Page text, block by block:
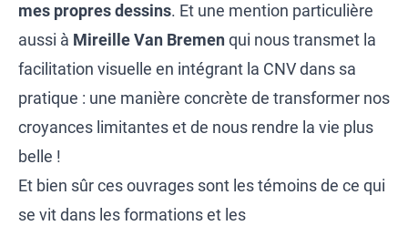
mes propres dessins. Et une mention particulière
aussi à Mireille Van Bremenqui nous transmet la
facilitation visuelle en intégrant la CNV dans sa
pratique : une manière concrète de transformer nos
croyances limitantes et de nous rendre la vie plus
belle !
Et bien sûr ces ouvrages sont les témoins de ce qui
se vit dans les formations et les